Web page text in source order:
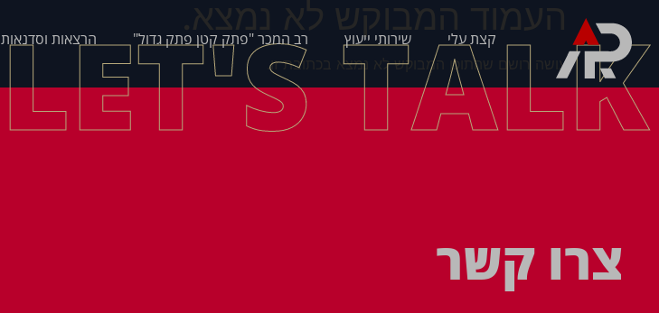
קצת עלי שירותי ייעוץ רב המכר "פתק קטן פתק גדול" הרצאות וסדנאות
העמוד המבוקש לא נמצא.
עושה רושם שהתוכן המבוקש לא נמצא בכתובת זו.
LET'S TALK
צרו קשר